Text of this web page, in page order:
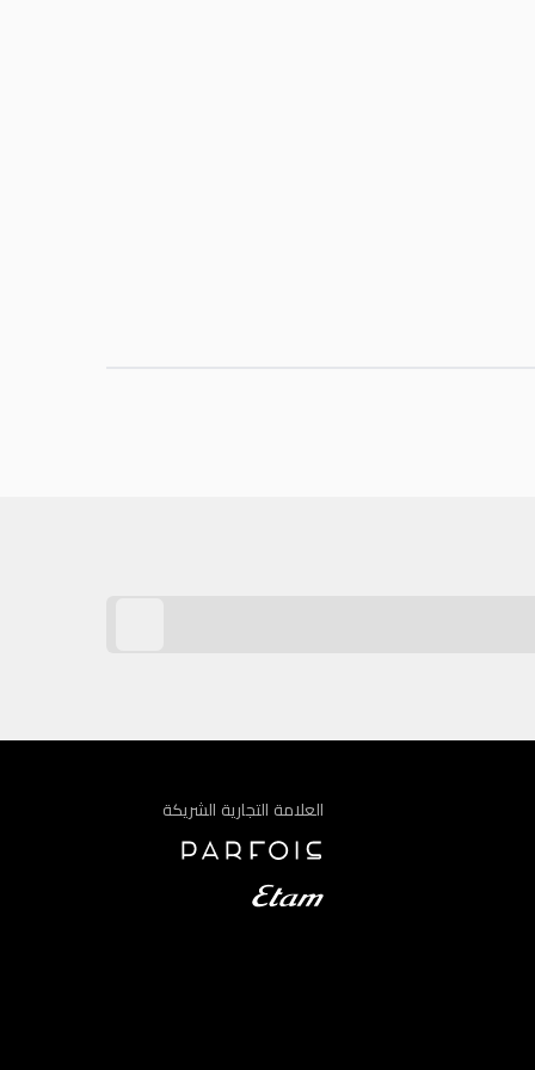
العلامة التجارية الشريكة